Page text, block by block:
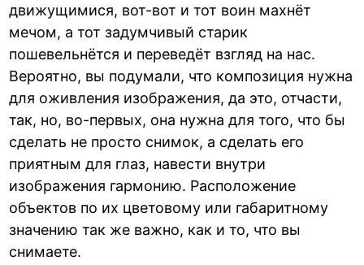
движущимися, вот-вот и тот воин махнёт
мечом, а тот задумчивый старик
пошевельнётся и переведёт взгляд на нас.
Вероятно, вы подумали, что композиция нужна
для оживления изображения, да это, отчасти,
так, но, во-первых, она нужна для того, что бы
сделать не просто снимок, а сделать его
приятным для глаз, навести внутри
изображения гармонию. Расположение
объектов по их цветовому или габаритному
значению так же важно, как и то, что вы
снимаете.